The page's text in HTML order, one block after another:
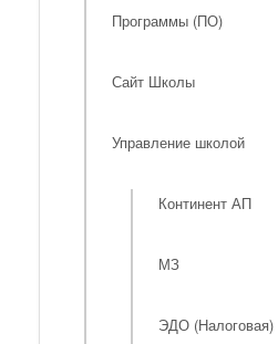
Программы (ПО)
Сайт Школы
Управление школой
Континент АП
МЗ
ЭДО (Налоговая)